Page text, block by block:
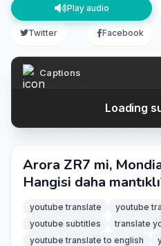
Play audio
Twitter Facebook
Captions
Loading
Arora ZR7 mi,
Hangisi daha
youtube translate youtube
youtube subtitles
translate
youtube translate to english